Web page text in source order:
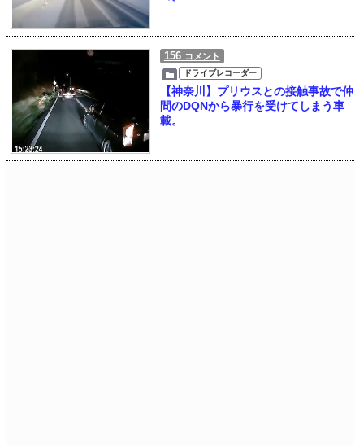
156 コメント
ドライブレコーダー
【神奈川】プリウスとの接触事故で仲
間のDQNから暴行を受けてしまう車
載。